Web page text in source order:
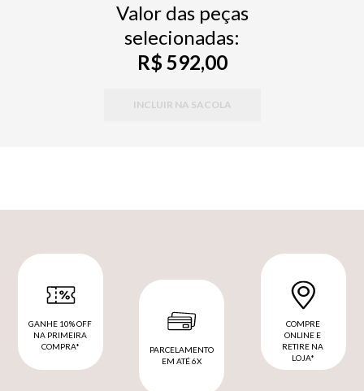
Valor das peças
selecionadas:
R$ 592,00
INCLUIR NA SACOLA
GANHE 10% OFF
NA PRIMEIRA
COMPRA*
PARCELAMENTO
EM ATÉ 6X
COMPRE
ONLINE E
RETIRE NA
LOJA*